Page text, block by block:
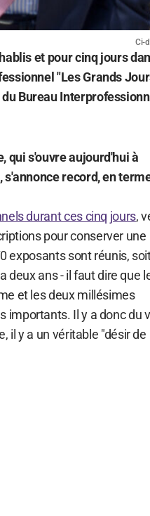
Ci-
et pour cinq jours
"Les Grands
Bureau
qui s'ouvre aujourd'hui à
record, en
durant ces cinq jours,
pour conserver une
exposants sont réunis,
deux ans - il faut dire que
et les deux millésimes
importants. Il y a donc du
il y a un véritable "désir de